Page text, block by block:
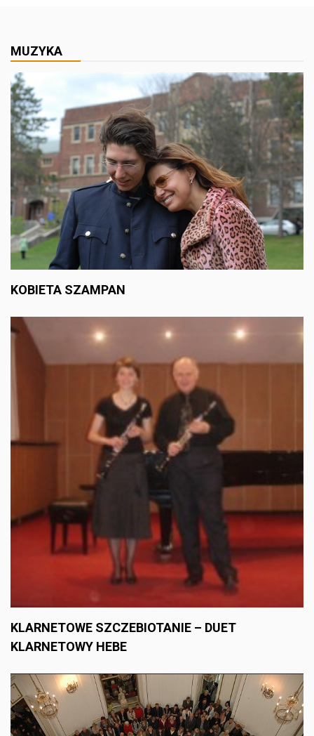
MUZYKA
KOBIETA SZAMPAN
KLARNETOWE SZCZEBIOTANIE – DUET
KLARNETOWY HEBE